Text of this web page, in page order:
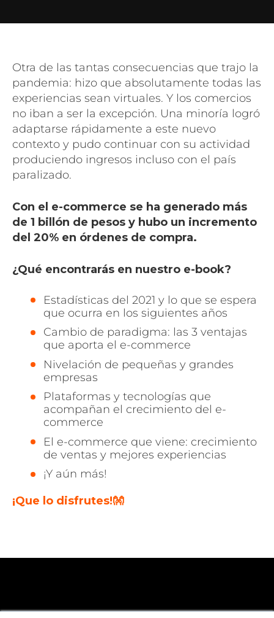
Otra de las tantas consecuencias que trajo la
pandemia: hizo que absolutamente todas las
experiencias sean virtuales. Y los comercios
no iban a ser la excepción. Una minoría logró
adaptarse rápidamente a este nuevo
contexto y pudo continuar con su actividad
produciendo ingresos incluso con el país
paralizado.
Con el e-commerce se ha generado más
de 1 billón de pesos y hubo un incremento
del 20% en órdenes de compra.
¿Qué encontrarás en nuestro e-book?
Estadísticas del 2021 y lo que se espera
que ocurra en los siguientes años
Cambio de paradigma: las 3 ventajas
que aporta el e-commerce
Nivelación de pequeñas y grandes
empresas
Plataformas y tecnologías que
acompañan el crecimiento del e-
commerce
El e-commerce que viene: crecimiento
de ventas y mejores experiencias
¡Y aún más!
¡Que lo disfrutes!👐